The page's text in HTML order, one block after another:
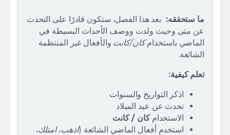
ما ستحققه: بعد هذا الفصل، ستكون قادرًا على التحدث
عن متى وحيث ولدت ووصف الأحداث البسيطة في
الماضي باستخدامكان/كانت والأفعال غير المنتظمة
الشائعة.
تعلم كيفية:
اذكر التواريخ والسنوات
تحدث عن عيد الميلاد
الاستخدامكان / كانت
استخدم أفعال الماضي الشائعة (اذهب، امتلك،